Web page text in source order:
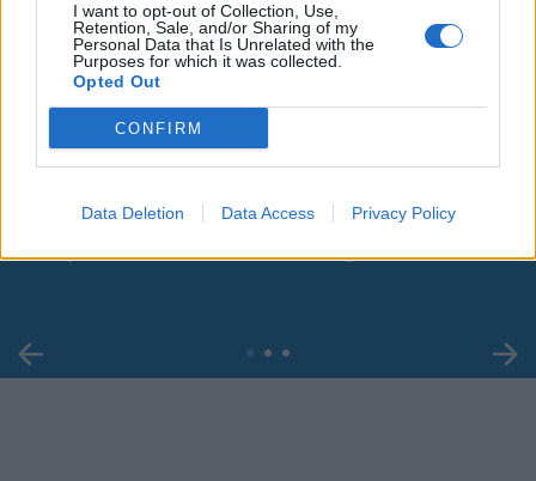
I want to opt-out of Collection, Use,
Retention, Sale, and/or Sharing of my
Personal Data that Is Unrelated with the
Purposes for which it was collected.
Opted Out
CONFIRM
Data Deletion Data Access Privacy Policy
Leonardo Maria Del Vecchio dall'ex compagna